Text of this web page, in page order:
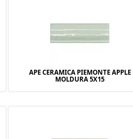
APE CERAMICA PIEMONTE APPLE
MOLDURA 5X15